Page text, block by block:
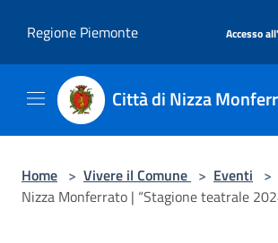
Regione Piemonte
Accesso
Città di Nizza
Home > Vivere il Comune > Eventi >
Nizza Monferrato | “Stagione teatrale